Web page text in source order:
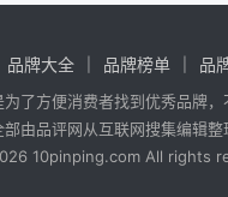
品牌大全 品牌榜单 品
了方便消费者找到优秀品牌
由品评网从互联网搜集编辑
10pinping.com All rights